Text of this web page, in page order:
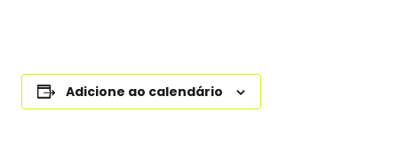
Adicione ao calendário